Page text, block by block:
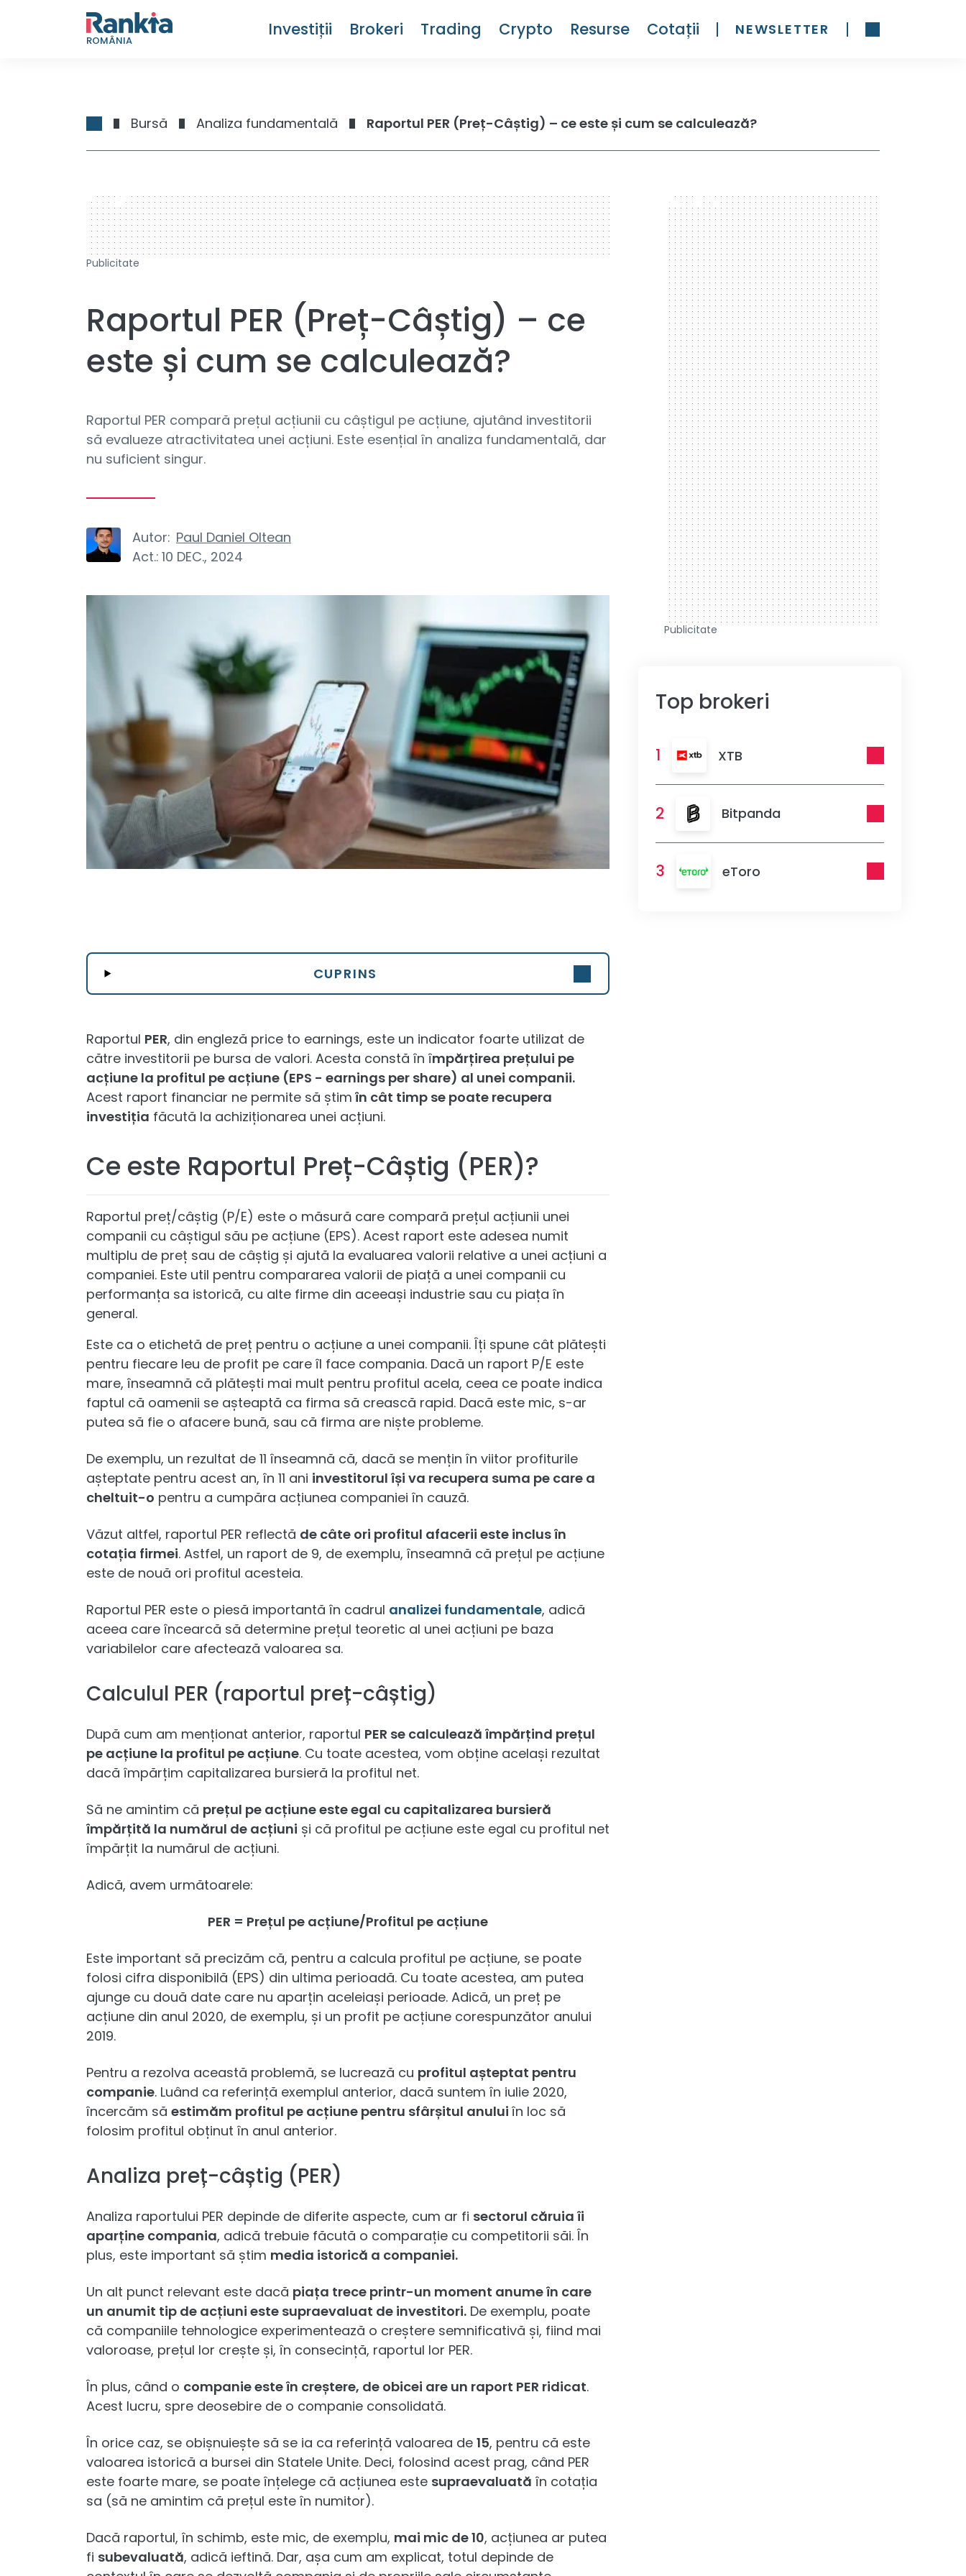
ROMÂNIA
Investiții Brokeri Trading Crypto Resurse Cotații NEWSLETTER
Bursă Analiza fundamentală Raportul PER (Preț-Câștig) – ce este și cum se calculează?
728 x 90
Publicitate
Raportul PER (Preț-Câștig) – ce
este și cum se calculează?
Raportul PER compară prețul acțiunii cu câștigul pe acțiune, ajutând investitorii
să evalueze atractivitatea unei acțiuni. Este esențial în analiza fundamentală, dar
nu suficient singur.
Autor: Paul Daniel Oltean
Act.: 10 DEC., 2024
CUPRINS
Raportul PER, din engleză price to earnings, este un indicator foarte utilizat de
către investitorii pe bursa de valori. Acesta constă în împărțirea prețului pe
acțiune la profitul pe acțiune (EPS - earnings per share) al unei companii.
Acest raport financiar ne permite să știm în cât timp se poate recupera
investiția făcută la achiziționarea unei acțiuni.
Ce este Raportul Preț-Câștig (PER)?
Raportul preț/câștig (P/E) este o măsură care compară prețul acțiunii unei
companii cu câștigul său pe acțiune (EPS). Acest raport este adesea numit
multiplu de preț sau de câștig și ajută la evaluarea valorii relative a unei acțiuni a
companiei. Este util pentru compararea valorii de piață a unei companii cu
performanța sa istorică, cu alte firme din aceeași industrie sau cu piața în
general.
Este ca o etichetă de preț pentru o acțiune a unei companii. Îți spune cât plătești
pentru fiecare leu de profit pe care îl face compania. Dacă un raport P/E este
mare, înseamnă că plătești mai mult pentru profitul acela, ceea ce poate indica
faptul că oamenii se așteaptă ca firma să crească rapid. Dacă este mic, s-ar
putea să fie o afacere bună, sau că firma are niște probleme.
De exemplu, un rezultat de 11 înseamnă că, dacă se mențin în viitor profiturile
așteptate pentru acest an, în 11 ani investitorul își va recupera suma pe care a
cheltuit-o pentru a cumpăra acțiunea companiei în cauză.
Văzut altfel, raportul PER reflectă de câte ori profitul afacerii este inclus în
cotația firmei. Astfel, un raport de 9, de exemplu, înseamnă că prețul pe acțiune
este de nouă ori profitul acesteia.
Raportul PER este o piesă importantă în cadrul analizei fundamentale, adică
aceea care încearcă să determine prețul teoretic al unei acțiuni pe baza
variabilelor care afectează valoarea sa.
Calculul PER (raportul preț-câștig)
După cum am menționat anterior, raportul PER se calculează împărțind prețul
pe acțiune la profitul pe acțiune. Cu toate acestea, vom obține același rezultat
dacă împărțim capitalizarea bursieră la profitul net.
Să ne amintim că prețul pe acțiune este egal cu capitalizarea bursieră
împărțită la numărul de acțiuni și că profitul pe acțiune este egal cu profitul net
împărțit la numărul de acțiuni.
Adică, avem următoarele:
PER = Prețul pe acțiune/Profitul pe acțiune
Este important să precizăm că, pentru a calcula profitul pe acțiune, se poate
folosi cifra disponibilă (EPS) din ultima perioadă. Cu toate acestea, am putea
ajunge cu două date care nu aparțin aceleiași perioade. Adică, un preț pe
acțiune din anul 2020, de exemplu, și un profit pe acțiune corespunzător anului
2019.
Pentru a rezolva această problemă, se lucrează cu profitul așteptat pentru
companie. Luând ca referință exemplul anterior, dacă suntem în iulie 2020,
încercăm să estimăm profitul pe acțiune pentru sfârșitul anului în loc să
folosim profitul obținut în anul anterior.
Analiza preț-câștig (PER)
Analiza raportului PER depinde de diferite aspecte, cum ar fi sectorul căruia îi
aparține compania, adică trebuie făcută o comparație cu competitorii săi. În
plus, este important să știm media istorică a companiei.
Un alt punct relevant este dacă piața trece printr-un moment anume în care
un anumit tip de acțiuni este supraevaluat de investitori. De exemplu, poate
că companiile tehnologice experimentează o creștere semnificativă și, fiind mai
valoroase, prețul lor crește și, în consecință, raportul lor PER.
În plus, când o companie este în creștere, de obicei are un raport PER ridicat.
Acest lucru, spre deosebire de o companie consolidată.
În orice caz, se obișnuiește să se ia ca referință valoarea de 15, pentru că este
valoarea istorică a bursei din Statele Unite. Deci, folosind acest prag, când PER
este foarte mare, se poate înțelege că acțiunea este supraevaluată în cotația
sa (să ne amintim că prețul este în numitor).
Dacă raportul, în schimb, este mic, de exemplu, mai mic de 10, acțiunea ar putea
fi subevaluată, adică ieftină. Dar, așa cum am explicat, totul depinde de
300 x 600
Publicitate
Top brokeri
1 XTB
2 Bitpanda
3 eToro